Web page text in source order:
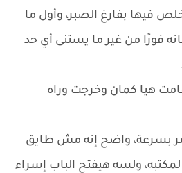
فيها بفارغ الصبر، وأول ما
فورًا من غير ما يستنى أي حد
هيا كمان وخرجت وراه
بسرعة، واضح إنه مش طايق
ولسه هيفتح الباب إسراء